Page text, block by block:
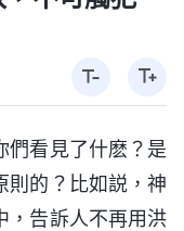
們看見了什麽？是
則的？比如説，神
，告訴人不再用洪